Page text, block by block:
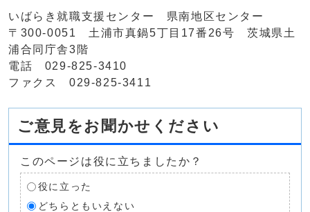
いばらき就職支援センター 県南地区センター
〒300-0051 土浦市真鍋5丁目17番26号 茨城県土
浦合同庁舎3階
電話 029‐825‐3410
ファクス 029-825-3411
ご意見をお聞かせください
このページは役に立ちましたか？
役に立った
どちらともいえない